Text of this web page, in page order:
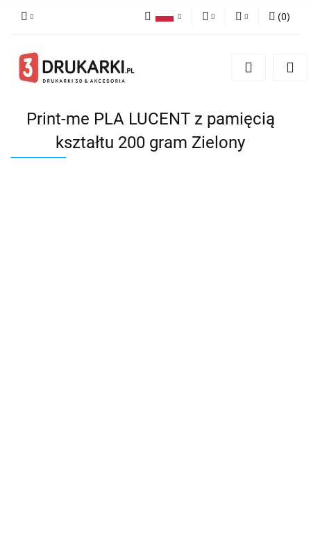
English
Zarejestruj się
(0)
Print-me PLA LUCENT z pamięcią
kształtu 200 gram Zielony